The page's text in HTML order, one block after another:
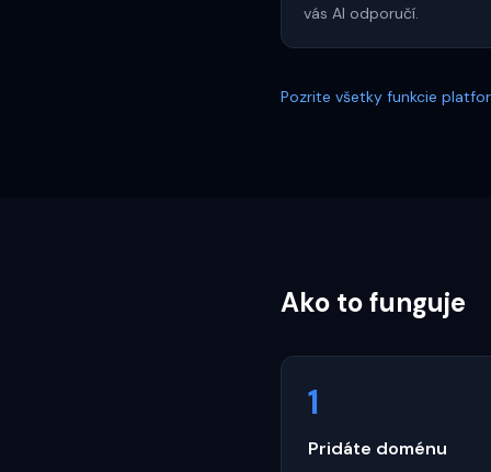
vás AI odporučí.
Pozrite všetky funkcie
Ako to funguje
1
Pridáte doménu